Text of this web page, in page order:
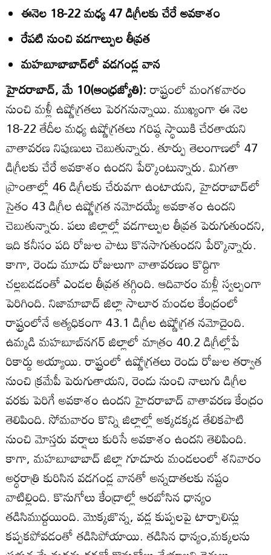
ఈనెల 18-22 మధ్య 47 డిగ్రీలకు చేరే అవకాశం
రేపటి నుంచి వడగాల్పుల తీవ్రత
మహబూబాబాద్‌లో వడగండ్ల వాన
హైదరాబాద్‌, మే 10(ఆంధ్రజ్యోతి):రాష్ట్రంలో మంగళవారం
నుంచి మళ్లీ ఉష్ణోగ్రతలు పెరగనున్నాయి. ముఖ్యంగా ఈ నెల
18-22 తేదీల మధ్య ఉష్ణోగ్రతలు గరిష్ఠ స్థాయికి చేరతాయని
వాతావరణ నిపుణులు చెబుతున్నారు. తూర్పు తెలంగాణలో 47
డిగ్రీలకు చేరే అవకాశం ఉందని పేర్కొంటున్నారు. మిగతా
ప్రాంతాల్లో 46 డిగ్రీలకు చేరువగా ఉంటాయని, హైదరాబాద్‌లో
సైతం 43 డిగ్రీల ఉష్ణోగ్రత నమోదయ్యే అవకాశం ఉందని
చెబుతున్నారు. పలు జిల్లాల్లో వడగాల్పుల తీవ్రత పెరుగుతుందని,
ఇది కనీసం పది రోజుల పాటు కొనసాగుతుందని పేర్కొన్నారు.
కాగా, రెండు మూడు రోజులుగా వాతావరణం కొద్దిగా
చల్లబడడంతో ఎండల తీవ్రత తగ్గింది. ఆదివారం మళ్లీ స్వల్పంగా
పెరిగింది. నిజామాబాద్‌ జిల్లా సాలూర మండల కేంద్రంలో
రాష్ట్రంలోనే అత్యధికంగా 43.1 డిగ్రీల ఉష్ణోగ్రత నమోదైంది.
ఉమ్మడి మహబూబ్‌నగర్‌ జిల్లాలో మాత్రం 40.2 డిగ్రీల్లోపే
రికార్డు అయ్యాయి. రాష్ట్రంలో ఉష్ణోగ్రతలు రెండు రోజుల తర్వాత
నుంచి క్రమేపీ పెరుగుతాయని, రెండు నుంచి నాలుగు డిగ్రీల
వరకు పెరిగే అవకాశం ఉందని హైదరాబాద్‌ వాతావరణ కేంద్రం
తెలిపింది. సోమవారం కొన్ని జిల్లాల్లో అక్కడక్కడ తేలికపాటి
నుంచి మోస్తరు వర్షాలు కురిసే అవకాశం ఉందని తెలిపింది.
కాగా, మహబూబాబాద్‌ జిల్లా గూడూరు మండలంలో శనివారం
అర్ధరాత్రి కురిసిన వడగండ్ల వానతో అన్నదాతలకు నష్టం
వాటిల్లింది. కొనుగోలు కేంద్రాల్లో ఆరబోసిన ధాన్యం
తడిసిముద్దయింది. మొక్కజొన్న, వడ్ల కుప్పలపై టార్పాలిన్లు
కప్పకపోవడంతో తడిసిపోయాయి. తడిసిన ధాన్యం,మక్కలను